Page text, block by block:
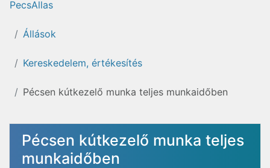
PecsAllas
Állások
Kereskedelem, értékesítés
Pécsen kútkezelő munka teljes munkaidőben
Pécsen kútkezelő munka teljes
munkaidőben